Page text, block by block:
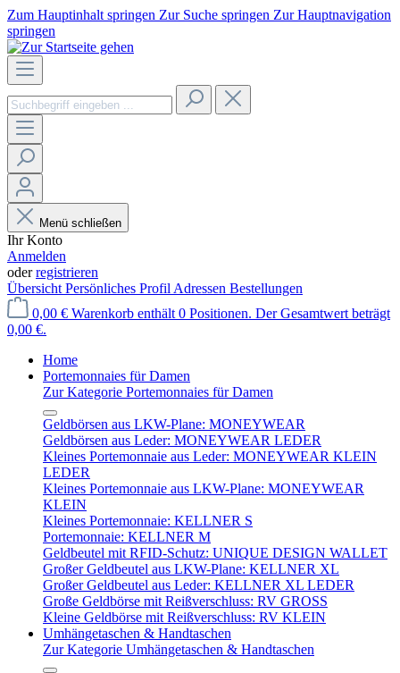
Zum Hauptinhalt springen Zur Suche springen Zur Hauptnavigation
springen
Menü schließen
Ihr Konto
Anmelden
oderregistrieren
Übersicht Persönliches Profil Adressen Bestellungen
0,00 € Warenkorb enthält 0 Positionen. Der Gesamtwert beträgt
0,00 €.
Home
Portemonnaies für Damen
Zur Kategorie Portemonnaies für Damen
Geldbörsen aus LKW-Plane: MONEYWEAR
Geldbörsen aus Leder: MONEYWEAR LEDER
Kleines Portemonnaie aus Leder: MONEYWEAR KLEIN
LEDER
Kleines Portemonnaie aus LKW-Plane: MONEYWEAR
KLEIN
Kleines Portemonnaie: KELLNER S
Portemonnaie: KELLNER M
Geldbeutel mit RFID-Schutz: UNIQUE DESIGN WALLET
Großer Geldbeutel aus LKW-Plane: KELLNER XL
Großer Geldbeutel aus Leder: KELLNER XL LEDER
Große Geldbörse mit Reißverschluss: RV GROSS
Kleine Geldbörse mit Reißverschluss: RV KLEIN
Umhängetaschen & Handtaschen
Zur Kategorie Umhängetaschen & Handtaschen